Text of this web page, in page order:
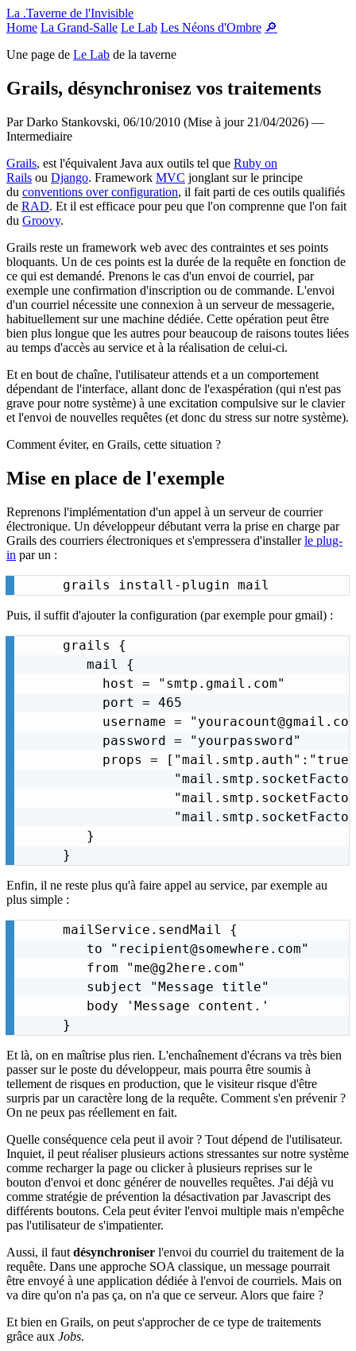
Panneau de gestion des cookies
La .Taverne de l'Invisible
Home La Grand-Salle Le Lab Les Néons d'Ombre 🔎
Une page de Le Lab de la taverne
Grails, désynchronisez vos traitements
Par Darko Stankovski, 06/10/2010 (Mise à jour 21/04/2026) —
Intermediaire
Grails, est l'équivalent Java aux outils tel que Ruby on
Rails ou Django. Framework MVC jonglant sur le principe
du conventions over configuration, il fait parti de ces outils qualifiés
de RAD. Et il est efficace pour peu que l'on comprenne que l'on fait
du Groovy.
Grails reste un framework web avec des contraintes et ses points
bloquants. Un de ces points est la durée de la requête en fonction de
ce qui est demandé. Prenons le cas d'un envoi de courriel, par
exemple une confirmation d'inscription ou de commande. L'envoi
d'un courriel nécessite une connexion à un serveur de messagerie,
habituellement sur une machine dédiée. Cette opération peut être
bien plus longue que les autres pour beaucoup de raisons toutes liées
au temps d'accès au service et à la réalisation de celui-ci.
Et en bout de chaîne, l'utilisateur attends et a un comportement
dépendant de l'interface, allant donc de l'exaspération (qui n'est pas
grave pour notre système) à une excitation compulsive sur le clavier
et l'envoi de nouvelles requêtes (et donc du stress sur notre système).
Comment éviter, en Grails, cette situation ?
Mise en place de l'exemple
Reprenons l'implémentation d'un appel à un serveur de courrier
électronique. Un développeur débutant verra la prise en charge par
Grails des courriers électroniques et s'empressera d'installerle plug-
in par un :
grails install-plugin mail
Puis, il suffit d'ajouter la configuration (par exemple pour gmail) :
grails {
   mail {
     host = "smtp.gmail.com"
     port = 465
username =
     password = "yourpassword"
props =
   }
}
Enfin, il ne reste plus qu'à faire appel au service, par exemple au
plus simple :
mailService.sendMail {
   to "recipient@somewhere.com"
   from "me@g2here.com"
   subject "Message title"
   body 'Message content.'
}
Et là, on en maîtrise plus rien. L'enchaînement d'écrans va très bien
passer sur le poste du développeur, mais pourra être soumis à
tellement de risques en production, que le visiteur risque d'être
surpris par un caractère long de la requête. Comment s'en prévenir ?
On ne peux pas réellement en fait.
Quelle conséquence cela peut il avoir ? Tout dépend de l'utilisateur.
Inquiet, il peut réaliser plusieurs actions stressantes sur notre système
comme recharger la page ou clicker à plusieurs reprises sur le
bouton d'envoi et donc générer de nouvelles requêtes. J'ai déjà vu
comme stratégie de prévention la désactivation par Javascript des
différents boutons. Cela peut éviter l'envoi multiple mais n'empêche
pas l'utilisateur de s'impatienter.
Aussi, il faut désynchroniser l'envoi du courriel du traitement de la
requête. Dans une approche SOA classique, un message pourrait
être envoyé à une application dédiée à l'envoi de courriels. Mais on
va dire qu'on n'a pas ça, on n'a que ce serveur. Alors que faire ?
Et bien en Grails, on peut s'approcher de ce type de traitements
grâce aux Jobs.